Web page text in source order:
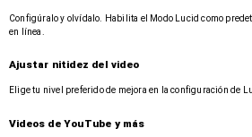
Configúralo y olvídalo. Habilita el Modo Lucid como
en línea.
Ajustar nitidez del video
Elige tu nivel preferido de mejora en la configuración de
Videos de YouTube y más